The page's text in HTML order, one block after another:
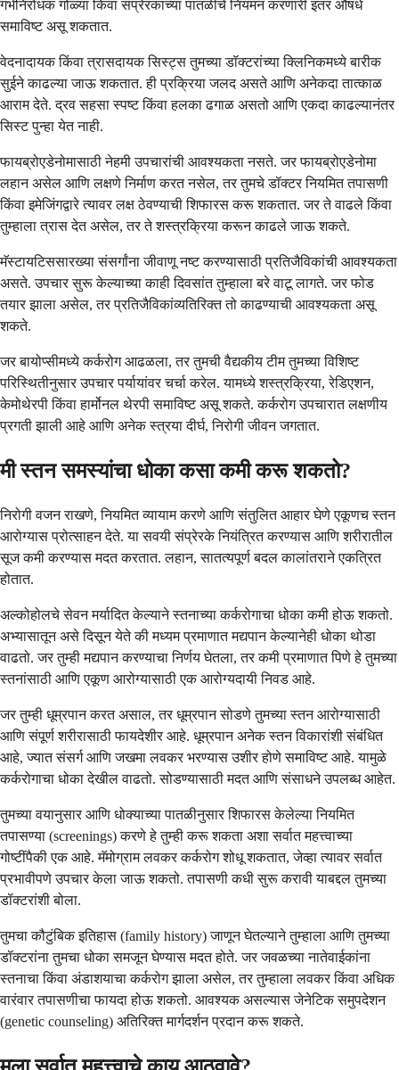
गर्भनिरोधक गोळ्या किंवा संप्रेरकांच्या पातळीचे नियमन करणारी इतर औषधे
समाविष्ट असू शकतात.
वेदनादायक किंवा त्रासदायक सिस्ट्स तुमच्या डॉक्टरांच्या क्लिनिकमध्ये बारीक
सुईने काढल्या जाऊ शकतात. ही प्रक्रिया जलद असते आणि अनेकदा तात्काळ
आराम देते. द्रव सहसा स्पष्ट किंवा हलका ढगाळ असतो आणि एकदा काढल्यानंतर
सिस्ट पुन्हा येत नाही.
फायब्रोएडेनोमासाठी नेहमी उपचारांची आवश्यकता नसते. जर फायब्रोएडेनोमा
लहान असेल आणि लक्षणे निर्माण करत नसेल, तर तुमचे डॉक्टर नियमित तपासणी
किंवा इमेजिंगद्वारे त्यावर लक्ष ठेवण्याची शिफारस करू शकतात. जर ते वाढले किंवा
तुम्हाला त्रास देत असेल, तर ते शस्त्रक्रिया करून काढले जाऊ शकते.
मॅस्टायटिससारख्या संसर्गांना जीवाणू नष्ट करण्यासाठी प्रतिजैविकांची आवश्यकता
असते. उपचार सुरू केल्याच्या काही दिवसांत तुम्हाला बरे वाटू लागते. जर फोड
तयार झाला असेल, तर प्रतिजैविकांव्यतिरिक्त तो काढण्याची आवश्यकता असू
शकते.
जर बायोप्सीमध्ये कर्करोग आढळला, तर तुमची वैद्यकीय टीम तुमच्या विशिष्ट
परिस्थितीनुसार उपचार पर्यायांवर चर्चा करेल. यामध्ये शस्त्रक्रिया, रेडिएशन,
केमोथेरपी किंवा हार्मोनल थेरपी समाविष्ट असू शकते. कर्करोग उपचारात लक्षणीय
प्रगती झाली आहे आणि अनेक स्त्रया दीर्घ, निरोगी जीवन जगतात.
मी स्तन समस्यांचा धोका कसा कमी करू शकतो?
निरोगी वजन राखणे, नियमित व्यायाम करणे आणि संतुलित आहार घेणे एकूणच स्तन
आरोग्यास प्रोत्साहन देते. या सवयी संप्रेरके नियंत्रित करण्यास आणि शरीरातील
सूज कमी करण्यास मदत करतात. लहान, सातत्यपूर्ण बदल कालांतराने एकत्रित
होतात.
अल्कोहोलचे सेवन मर्यादित केल्याने स्तनाच्या कर्करोगाचा धोका कमी होऊ शकतो.
अभ्यासातून असे दिसून येते की मध्यम प्रमाणात मद्यपान केल्यानेही धोका थोडा
वाढतो. जर तुम्ही मद्यपान करण्याचा निर्णय घेतला, तर कमी प्रमाणात पिणे हे तुमच्या
स्तनांसाठी आणि एकूण आरोग्यासाठी एक आरोग्यदायी निवड आहे.
जर तुम्ही धूम्रपान करत असाल, तर धूम्रपान सोडणे तुमच्या स्तन आरोग्यासाठी
आणि संपूर्ण शरीरासाठी फायदेशीर आहे. धूम्रपान अनेक स्तन विकारांशी संबंधित
आहे, ज्यात संसर्ग आणि जखमा लवकर भरण्यास उशीर होणे समाविष्ट आहे. यामुळे
कर्करोगाचा धोका देखील वाढतो. सोडण्यासाठी मदत आणि संसाधने उपलब्ध आहेत.
तुमच्या वयानुसार आणि धोक्याच्या पातळीनुसार शिफारस केलेल्या नियमित
तपासण्या (screenings) करणे हे तुम्ही करू शकता अशा सर्वात महत्त्वाच्या
गोष्टींपैकी एक आहे. मॅमोग्राम लवकर कर्करोग शोधू शकतात, जेव्हा त्यावर सर्वात
प्रभावीपणे उपचार केला जाऊ शकतो. तपासणी कधी सुरू करावी याबद्दल तुमच्या
डॉक्टरांशी बोला.
तुमचा कौटुंबिक इतिहास (family history) जाणून घेतल्याने तुम्हाला आणि तुमच्या
डॉक्टरांना तुमचा धोका समजून घेण्यास मदत होते. जर जवळच्या नातेवाईकांना
स्तनाचा किंवा अंडाशयाचा कर्करोग झाला असेल, तर तुम्हाला लवकर किंवा अधिक
वारंवार तपासणीचा फायदा होऊ शकतो. आवश्यक असल्यास जेनेटिक समुपदेशन
(genetic counseling) अतिरिक्त मार्गदर्शन प्रदान करू शकते.